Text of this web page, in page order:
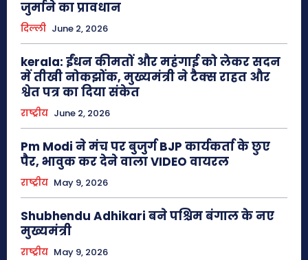
जुर्माने का प्रावधान
दिल्ली June 2, 2026
kerala: ईंधन कीमतों और महंगाई को लेकर सदन
में तीखी नोकझोंक, मुख्यमंत्री ने टैक्स राहत और
श्वेत पत्र का दिया संकेत
राष्ट्रीय June 2, 2026
Pm Modi ने मंच पर बुजुर्ग BJP कार्यकर्ता के छुए
पैर, भावुक कर देने वाला VIDEO वायरल
राष्ट्रीय May 9, 2026
Shubhendu Adhikari बने पश्चिम बंगाल के नए
मुख्यमंत्री
राष्ट्रीय May 9, 2026